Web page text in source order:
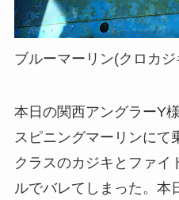
ブルーマーリン(クロカ
本日の関西アングラーY
スピニングマーリンにて
クラスのカジキとファイ
ルでバレてしまった。本